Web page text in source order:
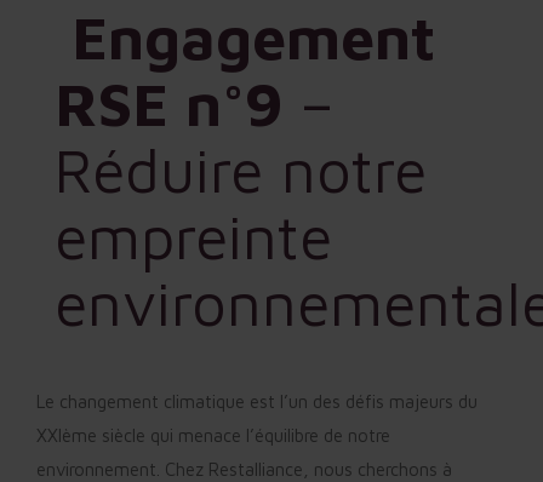
Engagement
RSE n°9 –
Réduire notre
empreinte
Le changement climatique est l’un des défis majeurs du
XXIème siècle qui menace l’équilibre de notre
environnement. Chez Restalliance, nous cherchons à